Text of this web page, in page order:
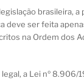
brasileira, a
deve ser feita
na Ordem dos
a Lei nº 8.906/